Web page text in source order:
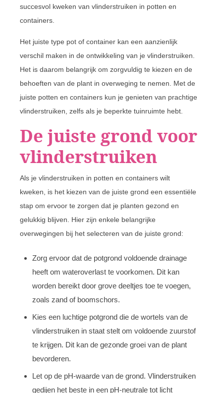
succesvol kweken van vlinderstruiken in potten en
containers.
Het juiste type pot of container kan een aanzienlijk
verschil maken in de ontwikkeling van je vlinderstruiken.
Het is daarom belangrijk om zorgvuldig te kiezen en de
behoeften van de plant in overweging te nemen. Met de
juiste potten en containers kun je genieten van prachtige
vlinderstruiken, zelfs als je beperkte tuinruimte hebt.
De juiste grond voor
vlinderstruiken
Als je vlinderstruiken in potten en containers wilt
kweken, is het kiezen van de juiste grond een essentiële
stap om ervoor te zorgen dat je planten gezond en
gelukkig blijven. Hier zijn enkele belangrijke
overwegingen bij het selecteren van de juiste grond:
Zorg ervoor dat de potgrond voldoende drainage
heeft om wateroverlast te voorkomen. Dit kan
worden bereikt door grove deeltjes toe te voegen,
zoals zand of boomschors.
Kies een luchtige potgrond die de wortels van de
vlinderstruiken in staat stelt om voldoende zuurstof
te krijgen. Dit kan de gezonde groei van de plant
bevorderen.
Let op de pH-waarde van de grond. Vlinderstruiken
gedijen het beste in een pH-neutrale tot licht